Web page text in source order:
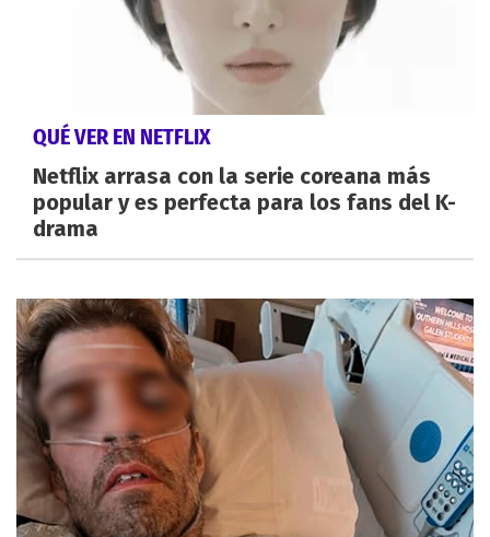
QUÉ VER EN NETFLIX
Netflix arrasa con la serie coreana más
popular y es perfecta para los fans del K-
drama